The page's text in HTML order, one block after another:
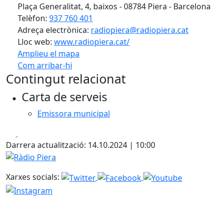
Plaça Generalitat, 4, baixos - 08784 Piera - Barcelona
Telèfon: 937 760 401
Adreça electrònica: radiopiera@radiopiera.cat
Lloc web: www.radiopiera.cat/
Amplieu el mapa
Com arribar-hi
+
−
Contingut relacionat
Carta de serveis
Emissora municipal
Darrera actualització: 14.10.2024 | 10:00
Ràdio Piera
Xarxes socials: